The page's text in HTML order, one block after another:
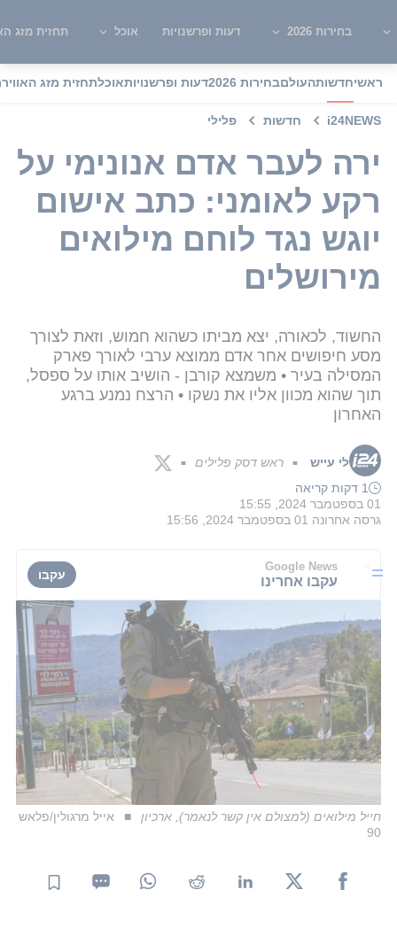
בחירות 2026 דעות ופרשנויות אוכל תחזית מזג
ראשיחדשותהעולםבחירות 2026 דעות ופרשנויותאוכלתחזית מזג האוויר
i24NEWS חדשות פלילי
ירה לעבר אדם אנונימי על
רקע לאומני: כתב אישום
יוגש נגד לוחם מילואים
מירושלים
החשוד, לכאורה, יצא מביתו כשהוא חמוש, וזאת לצורך
מסע חיפושים אחר אדם ממוצא ערבי לאורך פארק
המסילה בעיר • משמצא קורבן - הושיב אותו על ספסל,
תוך שהוא מכוון אליו את נשקו • הרצח נמנע ברגע
האחרון
לי עייש ■ ראש דסק פלילים ■
1 דקות קריאה
01 בספטמבר 2024, 15:55
גרסה אחרונה 01 בספטמבר 2024, 15:56
Google News
עקבו אחרינו עקבו
חייל מילואים (למצולם אין קשר לנאמר), ארכיון
אייל מרגולין/פלאש
90